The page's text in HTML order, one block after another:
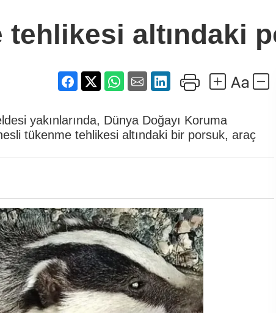
tehlikesi altındaki
yakınlarında, Dünya Doğayı Koruma
tükenme tehlikesi altındaki bir porsuk, araç